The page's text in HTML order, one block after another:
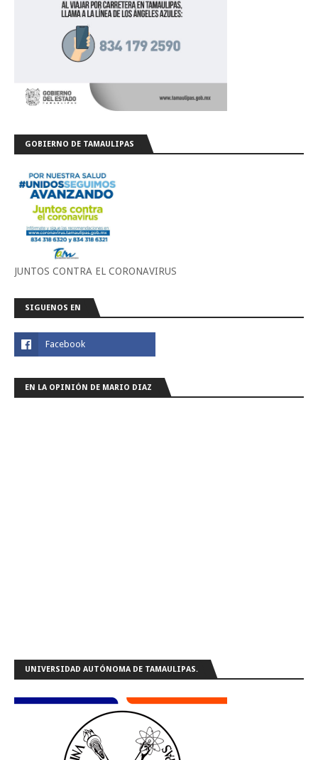
GOBIERNO DE TAMAULIPAS
JUNTOS CONTRA EL CORONAVIRUS
SIGUENOS EN
EN LA OPINIÓN DE MARIO DIAZ
UNIVERSIDAD AUTÓNOMA DE TAMAULIPAS.